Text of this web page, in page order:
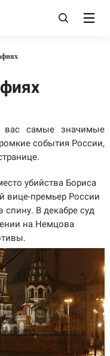
вас самые значимые
события России,
убийства Бориса
премьер России
В декабре суд
на Немцова